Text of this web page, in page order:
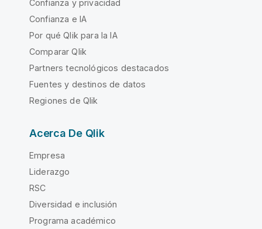
Confianza y privacidad
Confianza e IA
Por qué Qlik para la IA
Comparar Qlik
Partners tecnológicos destacados
Fuentes y destinos de datos
Regiones de Qlik
Acerca De Qlik
Empresa
Liderazgo
RSC
Diversidad e inclusión
Programa académico